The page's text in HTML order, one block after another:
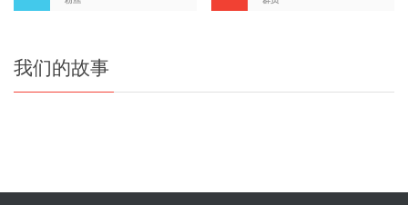
我们的故事